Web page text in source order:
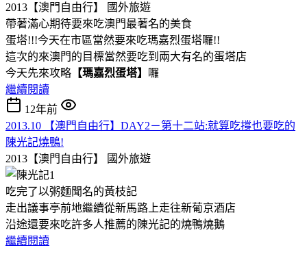
2013【澳門自由行】
國外旅遊
帶著滿心期待要來吃澳門最著名的美食
蛋塔!!!今天在市區當然要來吃瑪嘉烈蛋塔囉!!
這次的來澳門的目標當然要吃到兩大有名的蛋塔店
今天先來攻略 【瑪嘉烈蛋塔】
囉
繼續閱讀
12年前
2013.10 【澳門自由行】DAY2－第十二站:就算吃撐也要吃的
陳光記燒鴨!
2013【澳門自由行】
國外旅遊
吃完了以粥麵聞名的黃枝記
走出議事亭前地繼續從新馬路上走往新葡京酒店
沿途還要來吃許多人推薦的陳光記的燒鴨燒鵝
繼續閱讀